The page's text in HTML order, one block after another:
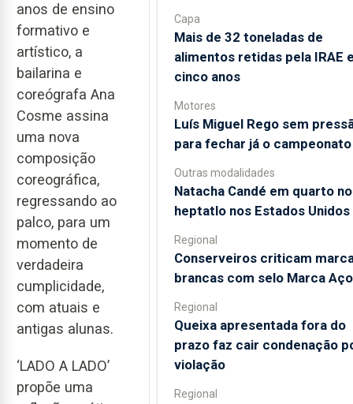
anos de ensino
formativo e
artístico, a
bailarina e
coreógrafa Ana
Cosme assina
uma nova
composição
coreográfica,
regressando ao
palco, para um
momento de
verdadeira
cumplicidade,
com atuais e
antigas alunas.
‘LADO A LADO’
propõe uma
Capa
Mais de 32 toneladas de
alimentos retidas pela IRAE
cinco anos
Motores
Luís Miguel Rego sem
para fechar já o campeonato
Outras modalidades
Natacha Candé em quarto no
heptatlo nos Estados Unidos
Regional
Conserveiros criticam
brancas com selo Marca
Regional
Queixa apresentada fora do
prazo faz cair condenação
violação
Regional